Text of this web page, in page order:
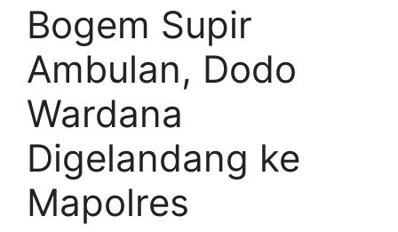
Bogem Supir
Ambulan, Dodo
Wardana
Digelandang ke
Mapolres